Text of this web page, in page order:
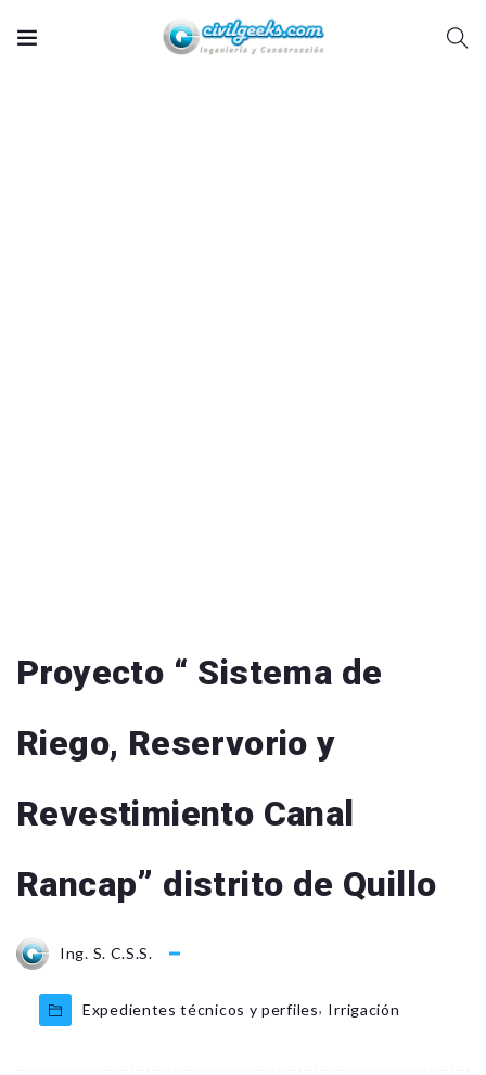
Proyecto “ Sistema de
Riego, Reservorio y
Revestimiento Canal
Rancap” distrito de Quillo
Ing. S. C.S.S.
Expedientes técnicos y perfiles, Irrigación